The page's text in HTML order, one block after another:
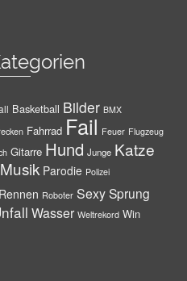
Basketball Bilder BMX
Fahrrad Fail Feuer Flugzeug
Gitarre Hund Junge Katze
Musik Parodie Polizei
Rennen Roboter SexySprung
Wasser Weltrekord Win